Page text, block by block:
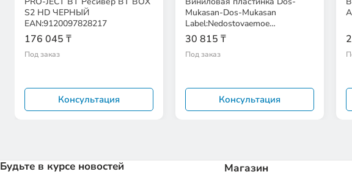
S2 HD ЧЕРНЫЙ
EAN:9120097828217
176 045 ₸
Под заказ
Консультация
Mukasan-Dos-Mukasan
Label:Nedostovaemoe
EAN:2090504447218
30 815 ₸
Под заказ
Консультация
Будьте в курсе новостей Магазин